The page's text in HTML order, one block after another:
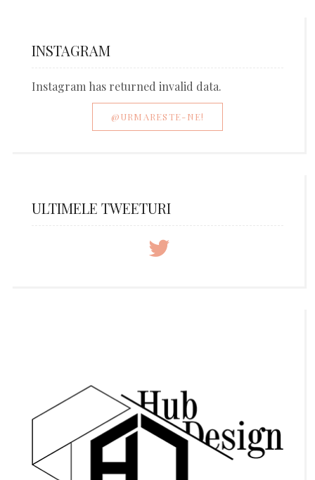
INSTAGRAM
Instagram has returned invalid data.
@URMARESTE-NE!
ULTIMELE TWEETURI